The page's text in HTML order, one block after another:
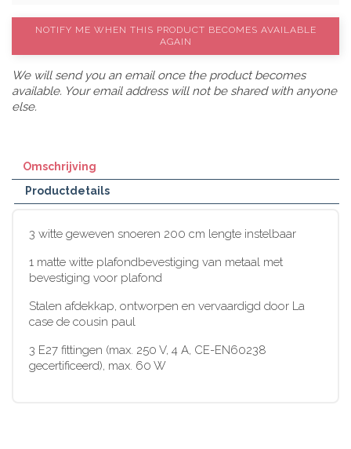
NOTIFY ME WHEN THIS PRODUCT BECOMES AVAILABLE
AGAIN
We will send you an email once the product becomes
available. Your email address will not be shared with anyone
else.
Omschrijving
Productdetails
3 witte geweven snoeren 200 cm lengte instelbaar
1 matte witte plafondbevestiging van metaal met
bevestiging voor plafond
Stalen afdekkap, ontworpen en vervaardigd door La
case de cousin paul
3 E27 fittingen (max. 250 V, 4 A, CE-EN60238
gecertificeerd), max. 60 W